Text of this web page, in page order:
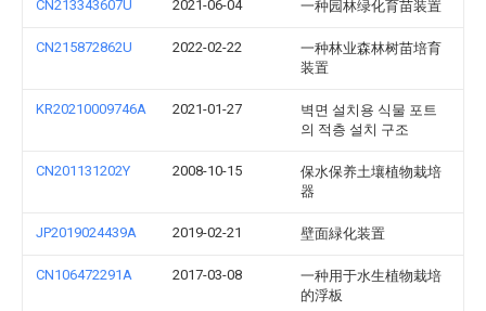
CN213343607U 2021-06-04 一种园林绿化育苗装置
CN215872862U 2022-02-22
一种林业森林树苗培育
装置
KR20210009746A 2021-01-27
벽면 설치용 식물 포트
의 적층 설치 구조
CN201131202Y 2008-10-15
保水保养土壤植物栽培
器
JP2019024439A 2019-02-21 壁面緑化装置
CN106472291A 2017-03-08
一种用于水生植物栽培
的浮板